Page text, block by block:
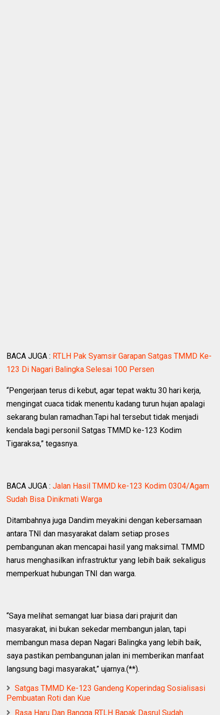
BACA JUGA : RTLH Pak Syamsir Garapan Satgas TMMD Ke-
123 Di Nagari Balingka Selesai 100 Persen
“Pengerjaan terus di kebut, agar tepat waktu 30 hari kerja,
mengingat cuaca tidak menentu kadang turun hujan apalagi
sekarang bulan ramadhan.Tapi hal tersebut tidak menjadi
kendala bagi personil Satgas TMMD ke-123 Kodim
Tigaraksa,” tegasnya.
BACA JUGA :Jalan Hasil TMMD ke-123 Kodim 0304/Agam
Sudah Bisa Dinikmati Warga
Ditambahnya juga Dandim meyakini dengan kebersamaan
antara TNI dan masyarakat dalam setiap proses
pembangunan akan mencapai hasil yang maksimal. TMMD
harus menghasilkan infrastruktur yang lebih baik sekaligus
memperkuat hubungan TNI dan warga.
“Saya melihat semangat luar biasa dari prajurit dan
masyarakat, ini bukan sekedar membangun jalan, tapi
membangun masa depan Nagari Balingka yang lebih baik,
saya pastikan pembangunan jalan ini memberikan manfaat
langsung bagi masyarakat,” ujarnya.(**).
Satgas TMMD Ke-123 Gandeng Koperindag Sosialisasi
Pembuatan Roti dan Kue
Rasa Haru Dan Bangga RTLH Bapak Dasrul Sudah